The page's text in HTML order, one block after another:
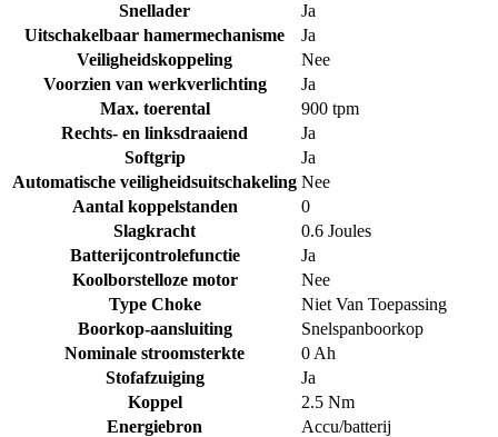
Snellader
Ja
Uitschakelbaar hamermechanisme
Ja
Veiligheidskoppeling
Nee
Voorzien van werkverlichting
Ja
Max. toerental
900 tpm
Rechts- en linksdraaiend
Ja
Softgrip
Ja
Automatische veiligheidsuitschakeling Nee
Aantal koppelstanden
0
Slagkracht
0.6 Joules
Batterijcontrolefunctie
Ja
Koolborstelloze motor
Nee
Type Choke
Niet Van Toepassing
Boorkop-aansluiting
Snelspanboorkop
Nominale stroomsterkte
0 Ah
Stofafzuiging
Ja
Koppel
2.5 Nm
Energiebron
Accu/batterij